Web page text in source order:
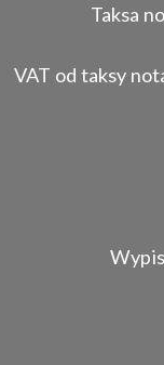
Taksa
VAT od taksy